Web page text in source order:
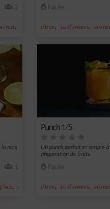
2
vert, noix de coco
Facile
citron, jus d'ananas, ananas
la noix
1
glace, vin blanc
Punch 1/5
Un punch parfait et simple à
préparation de fruits.
Facile
citron, jus d'ananas, ananas